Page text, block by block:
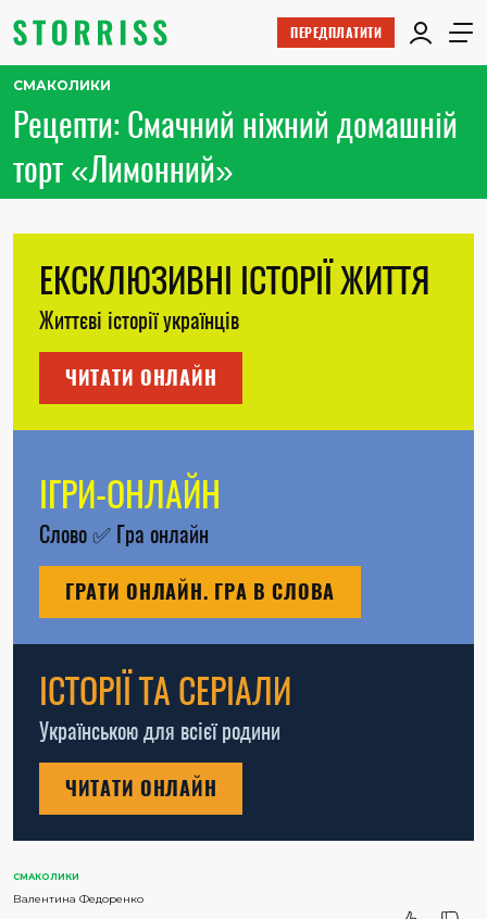
ПЕРЕДПЛАТИТИ
СМАКОЛИКИ
Рецепти: Смачний ніжний домашній
торт «Лимонний»
ЕКСКЛЮЗИВНІ ІСТОРІЇ ЖИТТЯ
Життєві історії українців
ЧИТАТИ ОНЛАЙН
ІГРИ-ОНЛАЙН
Слово✅ Гра онлайн
ГРАТИ ОНЛАЙН. ГРА В СЛОВА
ІСТОРІЇ ТА СЕРІАЛИ
Українською для всієї родини
ЧИТАТИ ОНЛАЙН
СМАКОЛИКИ
Валентина Федоренко